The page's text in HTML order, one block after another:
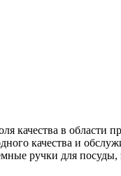
качества в области
качества и
ручки для